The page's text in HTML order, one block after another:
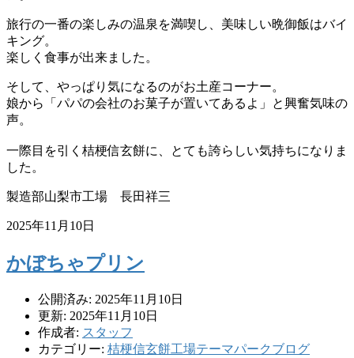
旅行の一番の楽しみの温泉を満喫し、美味しい晩御飯はバイ
キング。
楽しく食事が出来ました。
そして、やっぱり気になるのがお土産コーナー。
娘から「パパの会社のお菓子が置いてあるよ」と興奮気味の
声。
一際目を引く桔梗信玄餅に、とても誇らしい気持ちになりま
した。
製造部山梨市工場 長田祥三
2025年11月10日
かぼちゃプリン
公開済み: 2025年11月10日
更新: 2025年11月10日
作成者: スタッフ
カテゴリー: 桔梗信玄餅工場テーマパークブログ